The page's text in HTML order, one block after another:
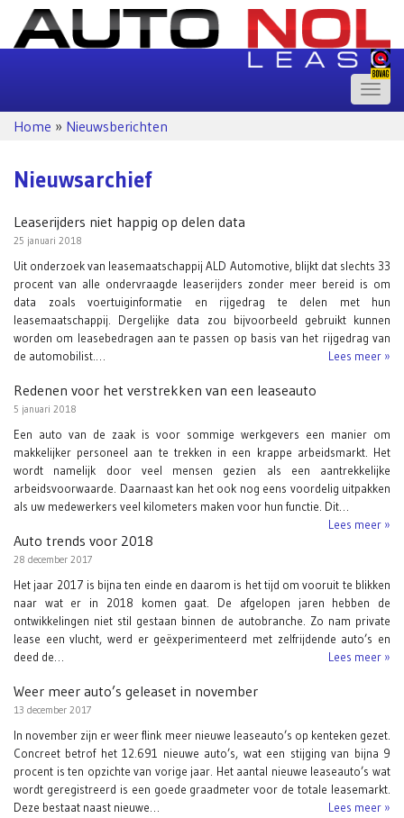
Toggle
Home » Nieuwsberichten
Nieuwsarchief
Leaserijders niet happig op delen data
25 januari 2018
Uit onderzoek van leasemaatschappij ALD Automotive, blijkt dat slechts 33
procent van alle ondervraagde leaserijders zonder meer bereid is om
data zoals voertuiginformatie en rijgedrag te delen met hun
leasemaatschappij. Dergelijke data zou bijvoorbeeld gebruikt kunnen
worden om leasebedragen aan te passen op basis van het rijgedrag van
de automobilist.…
Lees meer »
Redenen voor het verstrekken van een leaseauto
5 januari 2018
Een auto van de zaak is voor sommige werkgevers een manier om
makkelijker personeel aan te trekken in een krappe arbeidsmarkt. Het
wordt namelijk door veel mensen gezien als een aantrekkelijke
arbeidsvoorwaarde. Daarnaast kan het ook nog eens voordelig uitpakken
als uw medewerkers veel kilometers maken voor hun functie. Dit…
Lees meer »
Auto trends voor 2018
28 december 2017
Het jaar 2017 is bijna ten einde en daarom is het tijd om vooruit te blikken
naar wat er in 2018 komen gaat. De afgelopen jaren hebben de
ontwikkelingen niet stil gestaan binnen de autobranche. Zo nam private
lease een vlucht, werd er geëxperimenteerd met zelfrijdende auto’s en
deed de…
Lees meer »
Weer meer auto’s geleaset in november
13 december 2017
In november zijn er weer flink meer nieuwe leaseauto’s op kenteken gezet.
Concreet betrof het 12.691 nieuwe auto’s, wat een stijging van bijna 9
procent is ten opzichte van vorige jaar. Het aantal nieuwe leaseauto’s wat
wordt geregistreerd is een goede graadmeter voor de totale leasemarkt.
Deze bestaat naast nieuwe…
Lees meer »